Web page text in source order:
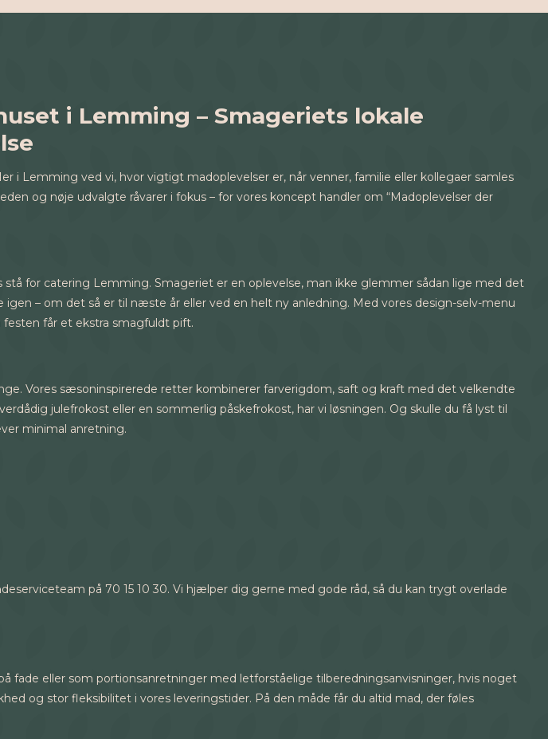
i Lemming – Smageriets lokale
i Lemming ved vi, hvor vigtigt madoplevelser er, når venner, familie eller kollegaer samles
og nøje udvalgte råvarer i fokus – for vores koncept handler om “Madoplevelser der
for catering Lemming. Smageriet er en oplevelse, man ikke glemmer sådan lige med det
– om det så er til næste år eller ved en helt ny anledning. Med vores design-selv-menu
får et ekstra smagfuldt pift.
Vores sæsoninspirerede retter kombinerer farverigdom, saft og kraft med det velkendte
julefrokost eller en sommerlig påskefrokost, har vi løsningen. Og skulle du få lyst til
minimal anretning.
på 70 15 10 30. Vi hjælper dig gerne med gode råd, så du kan trygt overlade
fade eller som portionsanretninger med letforståelige tilberedningsanvisninger, hvis noget
og stor fleksibilitet i vores leveringstider. På den måde får du altid mad, der føles